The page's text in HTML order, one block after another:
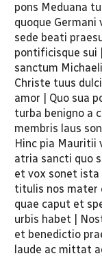
pons Meduana
quoque Germani
sede beati
pontificisque sui
sanctum
Christe tuus
amor | Quo sua
turba benigno a
membris laus
Hinc pia Mauritii
atria sancti quo
et vox sonet
titulis nos mater
quae caput et
urbis habet |
et benedictio
laude ac mittat